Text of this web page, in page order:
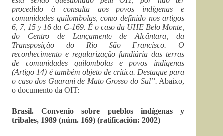
procedido à consulta aos povos indígenas e
comunidades quilombolas, como definido nos artigos
6, 7, 15 y 16 da C-169. É o caso da UHE Belo Monte,
do Centro de Lançamento de Alcântara, da
Transposição do Rio São Francisco. O
reconhecimento e regularização fundiária das terras
de comunidades quilombolas e povos indígenas
(Artigo 14) é também objeto de crítica. Destaque para
o caso dos Guarani de Mato Grosso do Sul”. Abaixo,
o documento da OIT:
Brasil. Convenio sobre pueblos indígenas y
tribales, 1989 (núm. 169) (ratificación: 2002)